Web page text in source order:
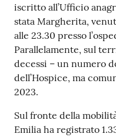
iscritto all’Ufficio
stata Margherita,
alle 23.30 presso
Parallelamente, sul
decessi – un numero
dell’Hospice, ma
2023.
Sul fronte della
Emilia ha registrato